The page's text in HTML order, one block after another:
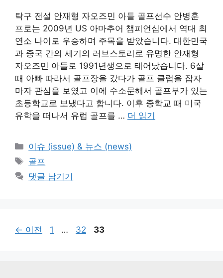
탁구 전설 안재형 자오즈민 아들 골프선수 안병훈
프로는 2009년 US 아마추어 챔피언십에서 역대 최
연소 나이로 우승하며 주목을 받았습니다. 대한민국
과 중국 간의 세기의 러브스토리로 유명한 안재형
자오즈민 아들로 1991년생으로 태어났습니다. 6살
때 아빠 따라서 골프장을 갔다가 골프 클럽을 잡자
마자 관심을 보였고 이에 수소문해서 골프부가 있는
초등학교로 보냈다고 합니다. 이후 중학교 때 미국
유학을 떠나서 유럽 골프를 … 더 읽기
카
테
리
이슈 (issue) & 뉴스 (news)
태
그
골프
댓글 남기기
← 이전
페
1 …
페
32
페
33